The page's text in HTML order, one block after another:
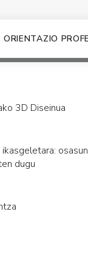
ORIENTAZIO
3D Diseinua
dugu